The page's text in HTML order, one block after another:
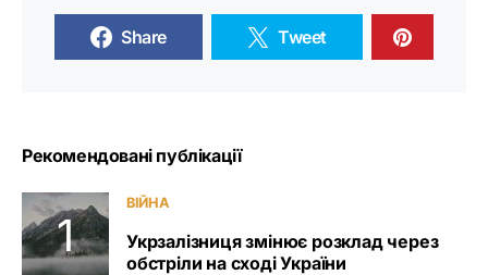
Share Tweet
Рекомендовані публікації
ВІЙНА
Укрзалізниця змінює розклад через
обстріли на сході України